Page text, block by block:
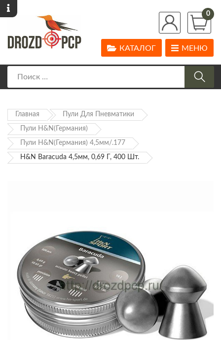
0
МЕНЮ
КАТАЛОГ
Главная Пули Для Пневматики
Пули H&N(Германия)
Пули H&N(Германия) 4,5мм/.177
H&N Baracuda 4,5мм, 0,69 Г, 400 Шт.